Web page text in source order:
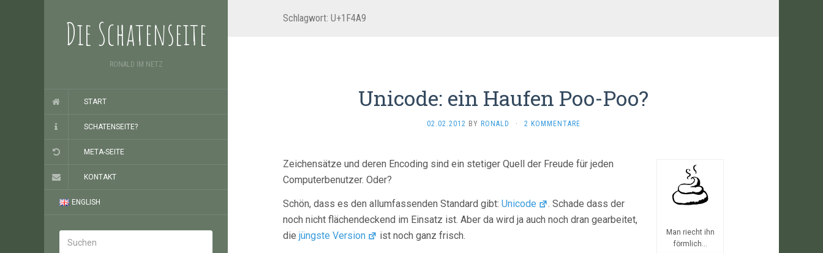
Die Schatenseite
RONALD IM NETZ
START
SCHATENSEITE?
META-SEITE
KONTAKT
ENGLISH
Schlagwort: U+1F4A9
Unicode: ein Haufen Poo-Poo?
02.02.2012 BY RONALD · 2 KOMMENTARE
Man riecht ihn
förmlich...
Zeichensätze und deren Encoding sind ein stetiger Quell der Freude für jeden
Computerbenutzer. Oder?
Schön, dass es den allumfassenden Standard gibt: Unicode
. Schade dass der
noch nicht flächendeckend im Einsatz ist. Aber da wird ja auch noch dran gearbeitet,
die jüngste Version ist noch ganz frisch.